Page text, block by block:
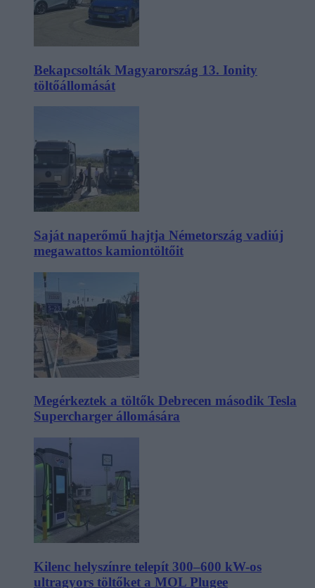
Bekapcsolták Magyarország 13. Ionity
töltőállomását
Saját naperőmű hajtja Németország vadiúj
megawattos kamiontöltőit
Megérkeztek a töltők Debrecen második Tesla
Supercharger állomására
Kilenc helyszínre telepít 300–600 kW-os
ultragyors töltőket a MOL Plugee